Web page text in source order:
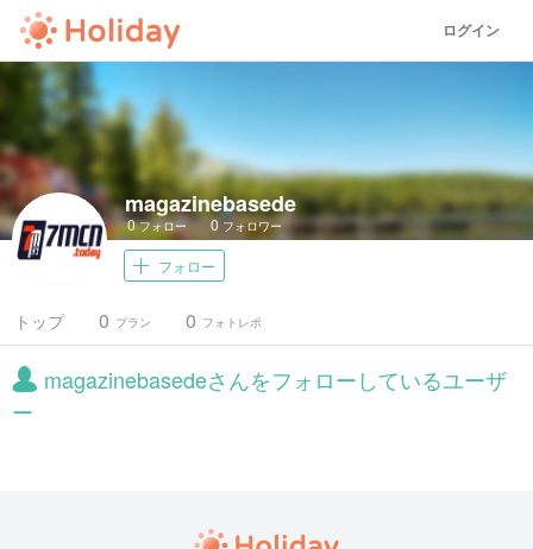
ログイン
magazinebasede
0フォロー 0 フォロワー
フォロー
トップ プラン
0 フォトレポ
0
magazinebasedeさんをフォローしているユーザ
ー